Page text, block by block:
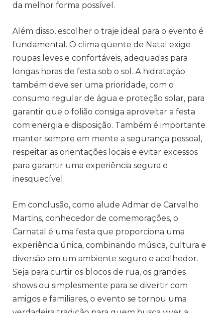
da melhor forma possível.
Além disso, escolher o traje ideal para o evento é
fundamental. O clima quente de Natal exige
roupas leves e confortáveis, adequadas para
longas horas de festa sob o sol. A hidratação
também deve ser uma prioridade, com o
consumo regular de água e proteção solar, para
garantir que o folião consiga aproveitar a festa
com energia e disposição. Também é importante
manter sempre em mente a segurança pessoal,
respeitar as orientações locais e evitar excessos
para garantir uma experiência segura e
inesquecível.
Em conclusão, como alude Admar de Carvalho
Martins, conhecedor de comemorações, o
Carnatal é uma festa que proporciona uma
experiência única, combinando música, cultura e
diversão em um ambiente seguro e acolhedor.
Seja para curtir os blocos de rua, os grandes
shows ou simplesmente para se divertir com
amigos e familiares, o evento se tornou uma